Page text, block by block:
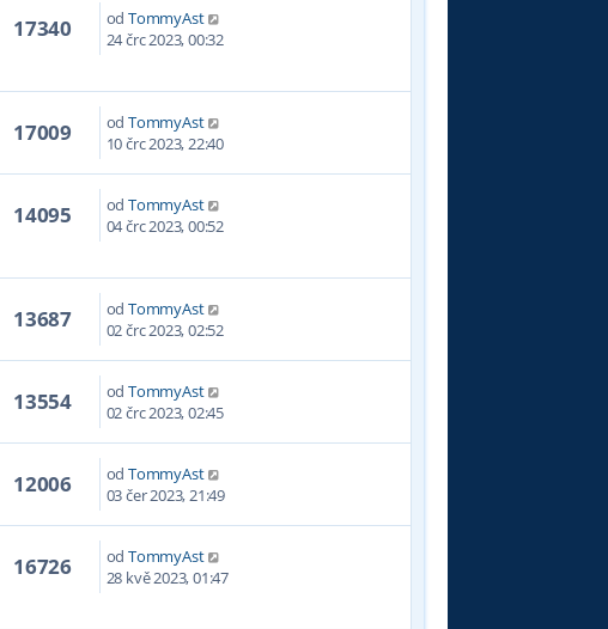
17340 od TommyAst
24 črc 2023, 00:32
17009 od TommyAst
10 črc 2023, 22:40
14095 od TommyAst
04 črc 2023, 00:52
13687 od TommyAst
02 črc 2023, 02:52
13554 od TommyAst
02 črc 2023, 02:45
12006 od TommyAst
03 čer 2023, 21:49
16726 od TommyAst
28 kvě 2023, 01:47